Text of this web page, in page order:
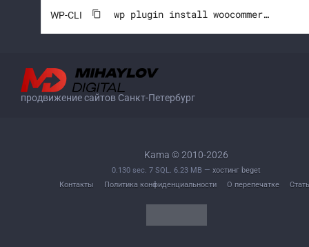
WP-CLI wp plugin install woocommerce --activate
продвижение сайтов Санкт-Петербург
Kama © 2010-2026
0.130 sec. 7 SQL. 6.23 MB — хостинг beget
Контакты
Политика конфиденциальности О перепечатке